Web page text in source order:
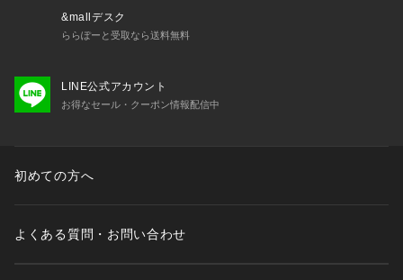
&mallデスク
ららぽーと受取なら送料無料
LINE公式アカウント
お得なセール・クーポン情報配信中
初めての方へ
よくある質問・お問い合わせ